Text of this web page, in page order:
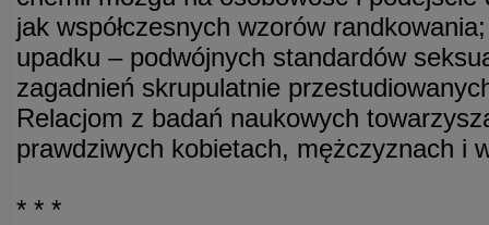
jak współczesnych wzorów
upadku – podwójnych standardów
zagadnień skrupulatnie
Relacjom z badań naukowych
prawdziwych kobietach, mężczyznach i
* * *